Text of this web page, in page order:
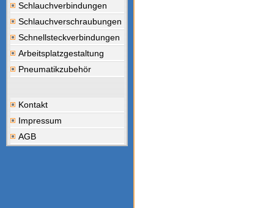
Schlauchverbindungen
Schlauchverschraubungen
Schnellsteckverbindungen
Arbeitsplatzgestaltung
Pneumatikzubehör
Kontakt
Impressum
AGB